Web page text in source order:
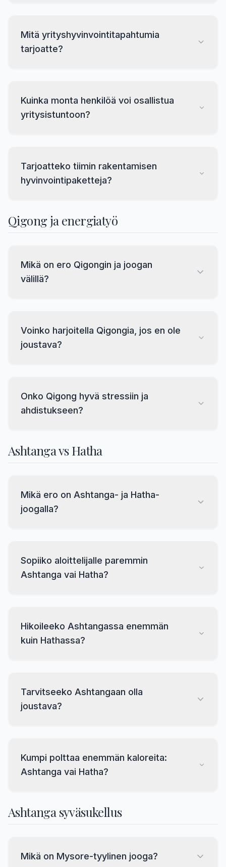
Mitä yrityshyvinvointitapahtumia
tarjoatte?
Kuinka monta henkilöä voi osallistua
yritysistuntoon?
Tarjoatteko tiimin rakentamisen
hyvinvointipaketteja?
Qigong ja energiatyö
Mikä on ero Qigongin ja joogan
välillä?
Voinko harjoitella Qigongia, jos en ole
joustava?
Onko Qigong hyvä stressiin ja
ahdistukseen?
Ashtanga vs Hatha
Mikä ero on Ashtanga- ja Hatha-
joogalla?
Sopiiko aloittelijalle paremmin
Ashtanga vai Hatha?
Hikoileeko Ashtangassa enemmän
kuin Hathassa?
Tarvitseeko Ashtangaan olla
joustava?
Kumpi polttaa enemmän kaloreita:
Ashtanga vai Hatha?
Ashtanga syväsukellus
Mikä on Mysore-tyylinen jooga?